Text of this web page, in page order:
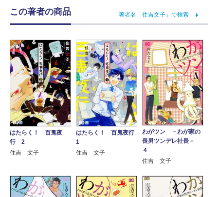
この著者の商品 著者名「住吉文子」で検索
はたらく！ 百鬼夜
行 2
住吉 文子
はたらく！ 百鬼夜行
1
住吉 文子
わがツン －わが家の
長男ツンデレ社長－
４
住吉 文子